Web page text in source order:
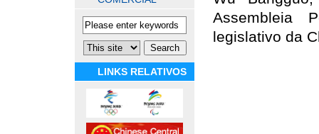
LINKS RELATIVOS
Assembleia
legislativo da